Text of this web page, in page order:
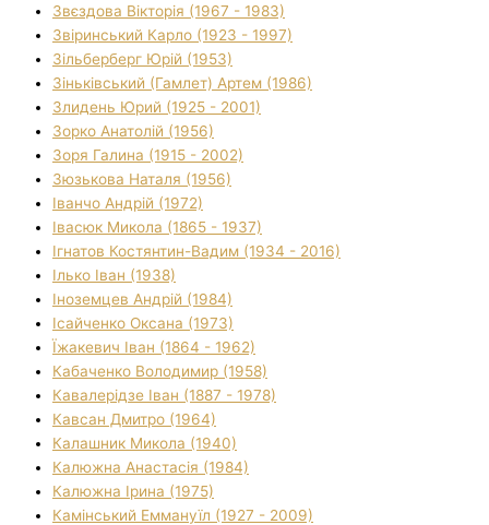
Звєздова Вікторія (1967 - 1983)
Звіринський Карло (1923 - 1997)
Зільберберг Юрій (1953)
Зіньківський (Гамлет) Артем (1986)
Злидень Юрий (1925 - 2001)
Зорко Анатолій (1956)
Зоря Галина (1915 - 2002)
Зюзькова Наталя (1956)
Іванчо Андрій (1972)
Івасюк Микола (1865 - 1937)
Ігнатов Костянтин-Вадим (1934 - 2016)
Ілько Іван (1938)
Іноземцев Андрій (1984)
Ісайченко Оксана (1973)
Їжакевич Іван (1864 - 1962)
Кабаченко Володимир (1958)
Кавалерідзе Іван (1887 - 1978)
Кавсан Дмитро (1964)
Калашник Микола (1940)
Калюжна Анастасія (1984)
Калюжна Ірина (1975)
Камінський Еммануїл (1927 - 2009)